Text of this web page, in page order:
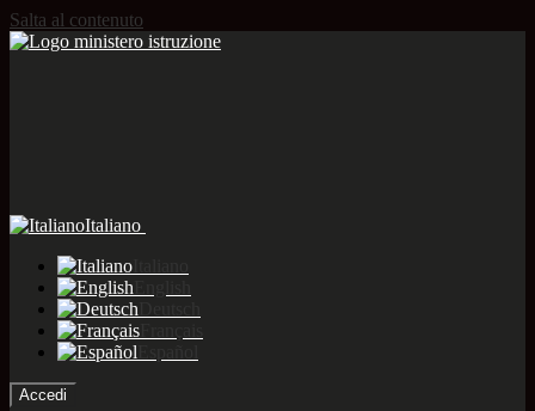
Salta al contenuto
Italiano
Accedi